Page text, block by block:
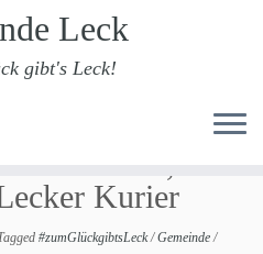
Leck
gibt's Leck!
Kurier
#zumGlückgibtsLeck/Gemeinde/